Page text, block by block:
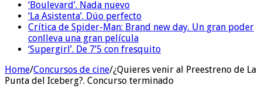
‘Boulevard’. Nada nuevo
‘La Asistenta’. Dúo perfecto
Crítica de Spider-Man: Brand new day. Un gran poder
conlleva una gran película
‘Supergirl’. De 7’5 con fresquito
Home/Concursos de cine/¿Quieres venir al Preestreno de La
Punta del Iceberg?. Concurso terminado